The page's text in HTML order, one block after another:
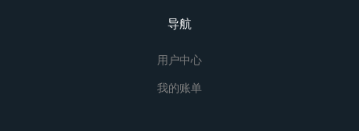
导航
用户中心
我的账单